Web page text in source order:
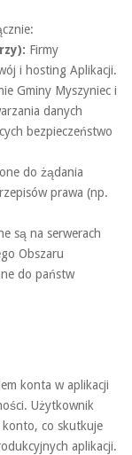
Firmy
i hosting Aplikacji.
Gminy Myszyniec i
danych
bezpieczeństwo
do żądania
prawa (np.
są na serwerach
Obszaru
do państw
konta w aplikacji
Użytkownik
konto, co skutkuje
aplikacji.